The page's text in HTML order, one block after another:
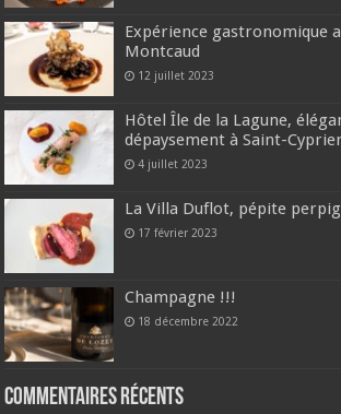
Expérience gastronomique
Montcaud
12 juillet 2023
Hôtel Île de la Lagune,
dépaysement à Saint-
4 juillet 2023
La Villa Duflot, pépite
17 février 2023
Champagne !!!
18 décembre 2022
Commentaires récents